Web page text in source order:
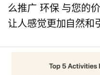
么推广 环保 与您的
让人感觉更加自然和